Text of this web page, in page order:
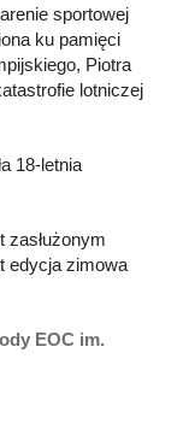
sportowej
ku pamięci
Piotra
lotniczej
18-letnia
zasłużonym
edycja zimowa
EOC im.